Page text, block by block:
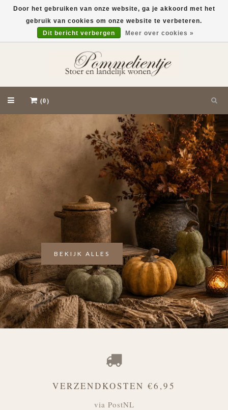
(0)
BEKIJK ALLES
VERZENDKOSTEN €6,95
via PostNL
Door het gebruiken van onze website, ga je akkoord met het
gebruik van cookies om onze website te verbeteren.
Dit bericht verbergen
Meer over cookies »